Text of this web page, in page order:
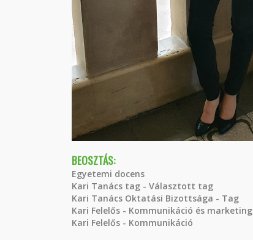
BEOSZTÁS:
Egyetemi docens
Kari Tanács tag - Választott tag
Kari Tanács Oktatási Bizottsága - Tag
Kari Felelős - Kommunikáció és marketing
Kari Felelős - Kommunikáció